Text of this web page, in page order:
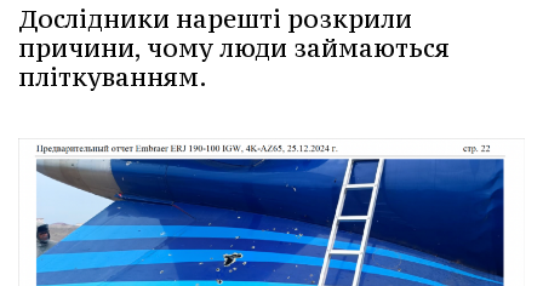
Дослідники нарешті розкрили
причини, чому люди займаються
пліткуванням.